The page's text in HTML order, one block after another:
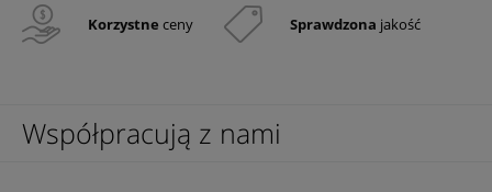
Korzystne ceny Sprawdzona jakość
Współpracują z nami